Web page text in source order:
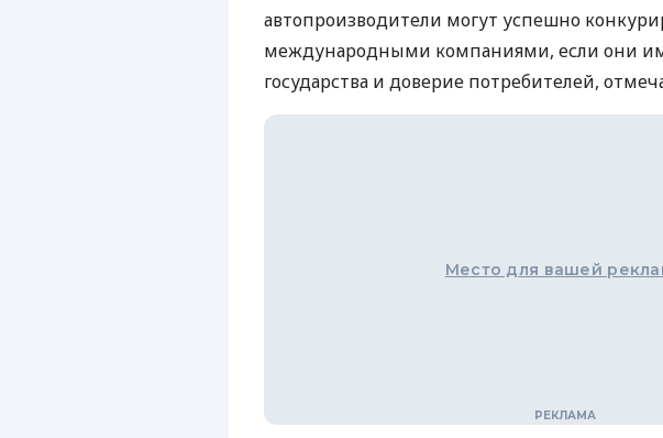
автопроизводители могут успешно
международными компаниями, если они
государства и доверие потребителей,
Место для вашей